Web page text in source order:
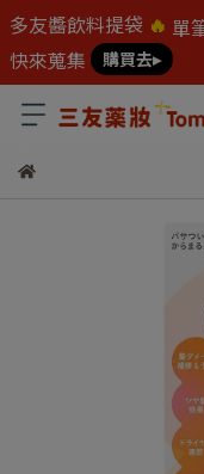
多友醬飲料提袋 🔥 單
快來蒐集
購買去▸